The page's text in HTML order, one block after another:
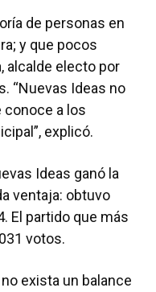
de personas en
y que pocos
alcalde electo por
“Nuevas Ideas no
conoce a los
explicó.
Ideas ganó la
ventaja: obtuvo
El partido que más
votos.
exista un balance